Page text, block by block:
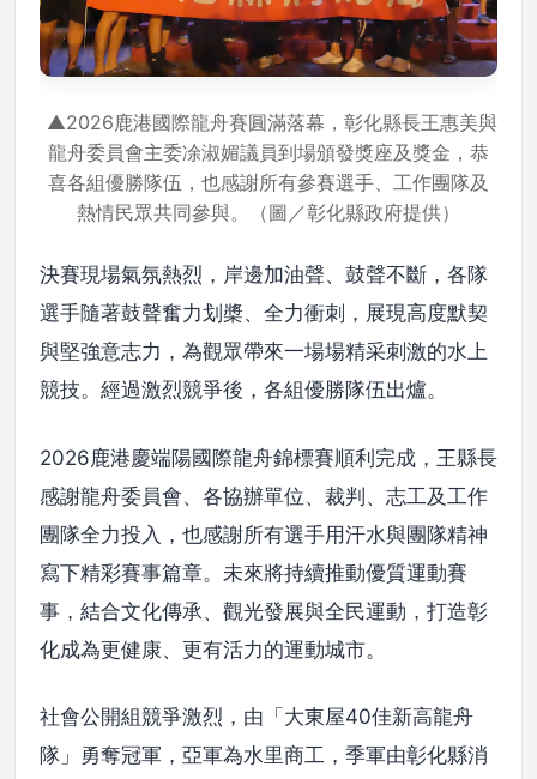
▲2026鹿港國際龍舟賽圓滿落幕，彰化縣長王惠美與
龍舟委員會主委凃淑媚議員到場頒發獎座及獎金，恭
喜各組優勝隊伍，也感謝所有參賽選手、工作團隊及
熱情民眾共同參與。（圖／彰化縣政府提供）
決賽現場氣氛熱烈，岸邊加油聲、鼓聲不斷，各隊
選手隨著鼓聲奮力划槳、全力衝刺，展現高度默契
與堅強意志力，為觀眾帶來一場場精采刺激的水上
競技。經過激烈競爭後，各組優勝隊伍出爐。
2026鹿港慶端陽國際龍舟錦標賽順利完成，王縣長
感謝龍舟委員會、各協辦單位、裁判、志工及工作
團隊全力投入，也感謝所有選手用汗水與團隊精神
寫下精彩賽事篇章。未來將持續推動優質運動賽
事，結合文化傳承、觀光發展與全民運動，打造彰
化成為更健康、更有活力的運動城市。
社會公開組競爭激烈，由「大東屋40佳新高龍舟
隊」勇奪冠軍，亞軍為水里商工，季軍由彰化縣消